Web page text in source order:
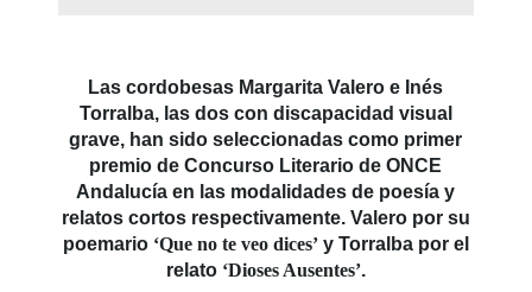
Las cordobesas Margarita Valero e Inés
Torralba, las dos con discapacidad visual
grave, han sido seleccionadas como primer
premio de Concurso Literario de ONCE
Andalucía en las modalidades de poesía y
relatos cortos respectivamente. Valero por su
poemario ‘Que no te veo dices’y Torralba por el
relato ‘Dioses Ausentes’.